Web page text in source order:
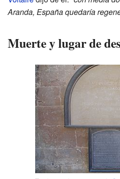
Aranda, España quedaría
Muerte y lugar de